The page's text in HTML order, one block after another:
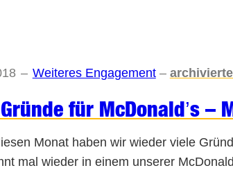
– Weiteres Engagement–
für McDonald’s –
Monat haben wir wieder viele
mal wieder in einem unserer